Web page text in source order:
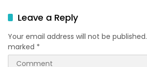
Leave a Reply
Your email address will not be published.
marked *